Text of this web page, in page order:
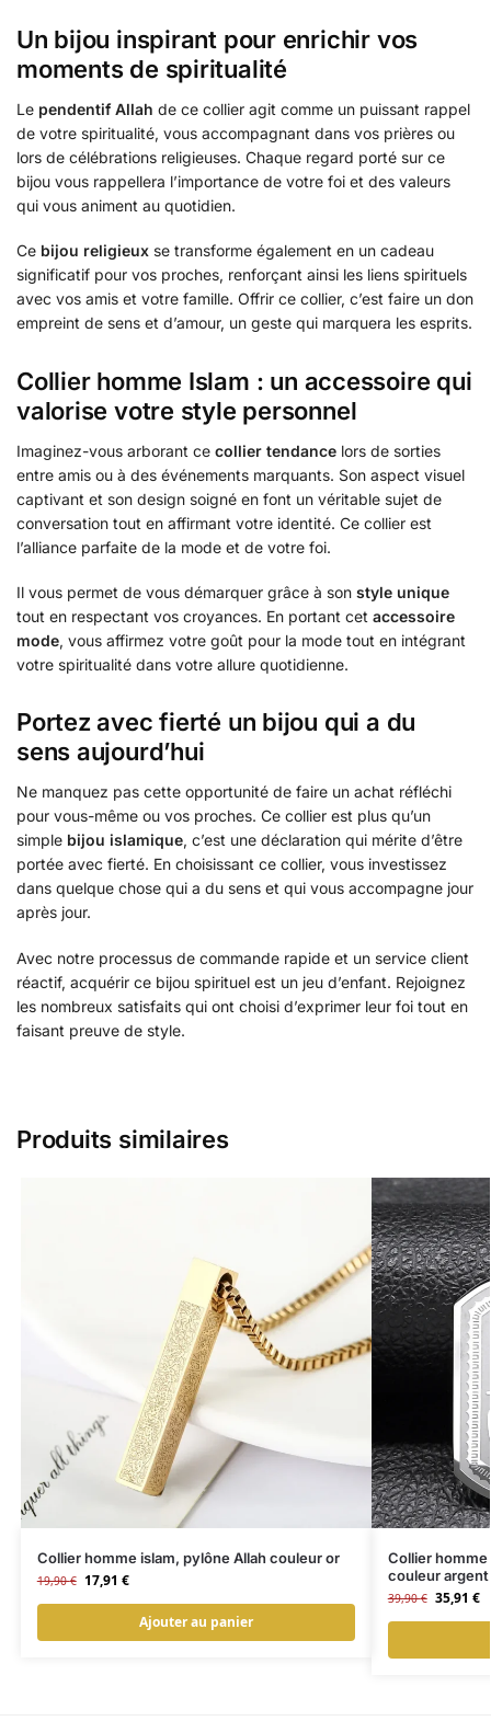
Un bijou inspirant pour enrichir vos
moments de spiritualité
Le pendentif Allah de ce collier agit comme un puissant rappel
de votre spiritualité, vous accompagnant dans vos prières ou
lors de célébrations religieuses. Chaque regard porté sur ce
bijou vous rappellera l’importance de votre foi et des valeurs
qui vous animent au quotidien.
Ce bijou religieux se transforme également en un cadeau
significatif pour vos proches, renforçant ainsi les liens spirituels
avec vos amis et votre famille. Offrir ce collier, c’est faire un don
empreint de sens et d’amour, un geste qui marquera les esprits.
Collier homme Islam : un accessoire qui
valorise votre style personnel
Imaginez-vous arborant ce collier tendance lors de sorties
entre amis ou à des événements marquants. Son aspect visuel
captivant et son design soigné en font un véritable sujet de
conversation tout en affirmant votre identité. Ce collier est
l’alliance parfaite de la mode et de votre foi.
Il vous permet de vous démarquer grâce à son style unique
tout en respectant vos croyances. En portant cet accessoire
mode, vous affirmez votre goût pour la mode tout en intégrant
votre spiritualité dans votre allure quotidienne.
Portez avec fierté un bijou qui a du
sens aujourd’hui
Ne manquez pas cette opportunité de faire un achat réfléchi
pour vous-même ou vos proches. Ce collier est plus qu’un
simple bijou islamique, c’est une déclaration qui mérite d’être
portée avec fierté. En choisissant ce collier, vous investissez
dans quelque chose qui a du sens et qui vous accompagne jour
après jour.
Avec notre processus de commande rapide et un service client
réactif, acquérir ce bijou spirituel est un jeu d’enfant. Rejoignez
les nombreux satisfaits qui ont choisi d’exprimer leur foi tout en
faisant preuve de style.
Produits similaires
Collier homme islam, pylône Allah couleur or
19,90€ 17,91 €
Ajouter au panier
Collier homme
couleur argent
39,90€ 35,91 €